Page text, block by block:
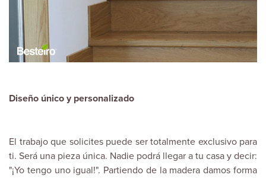
Diseño único y personalizado
El trabajo que solicites puede ser totalmente exclusivo para
ti. Será una pieza única. Nadie podrá llegar a tu casa y decir:
"¡Yo tengo uno igual!". Partiendo de la madera damos forma